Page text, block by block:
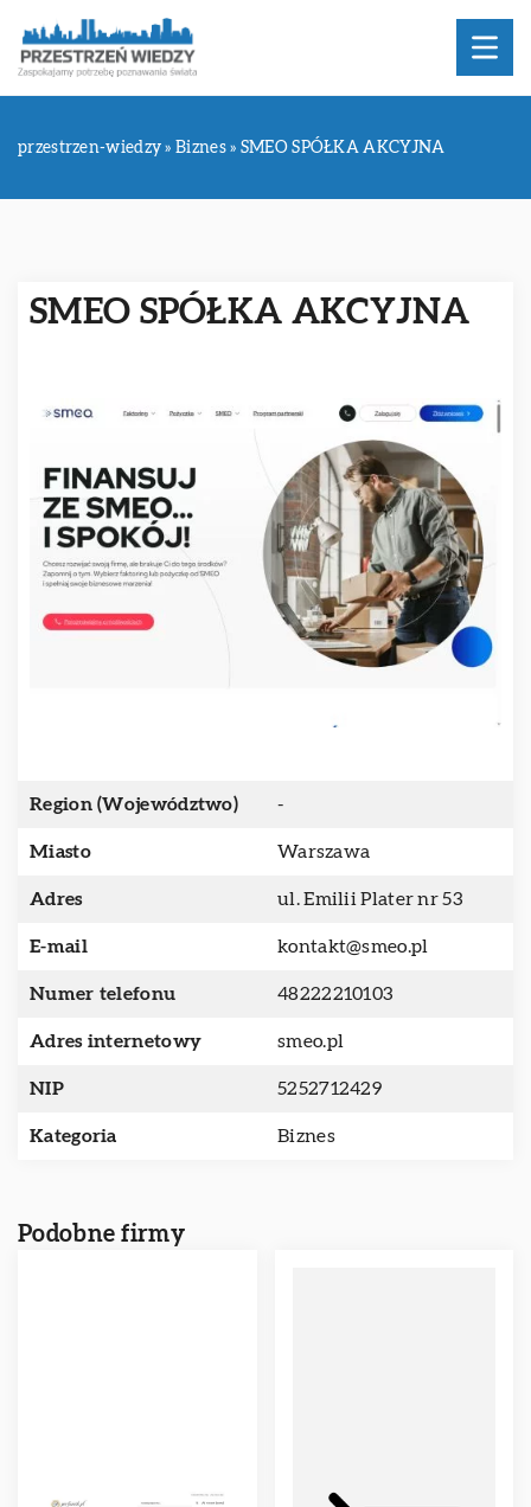
przestrzen-wiedzy »Biznes» SMEO SPÓŁKA AKCYJNA
SMEO SPÓŁKA AKCYJNA
Region (Województwo) -
Miasto Warszawa
Adres ul. Emilii Plater nr 53
E-mail kontakt@smeo.pl
Numer telefonu 48222210103
Adres internetowy smeo.pl
NIP 5252712429
Kategoria Biznes
Podobne firmy